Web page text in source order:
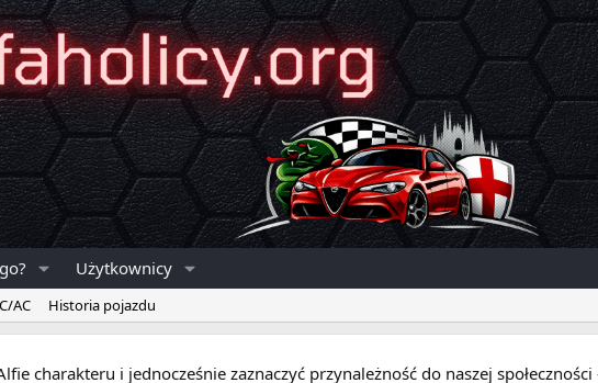
Użytkownicy
AC Historia pojazdu
charakteru i jednocześnie zaznaczyć przynależność do naszej